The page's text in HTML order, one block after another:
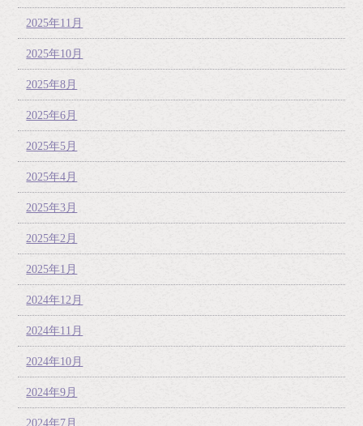
2025年11月
2025年10月
2025年8月
2025年6月
2025年5月
2025年4月
2025年3月
2025年2月
2025年1月
2024年12月
2024年11月
2024年10月
2024年9月
2024年7月